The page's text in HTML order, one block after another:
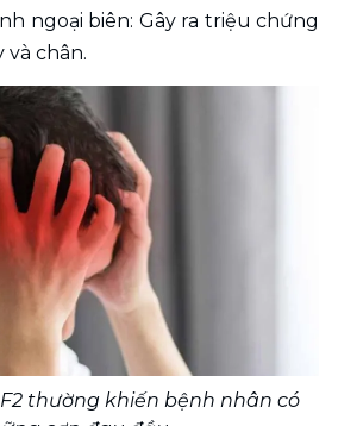
ngoại biên: Gây ra triệu chứng
và chân.
thường khiến bệnh nhân có